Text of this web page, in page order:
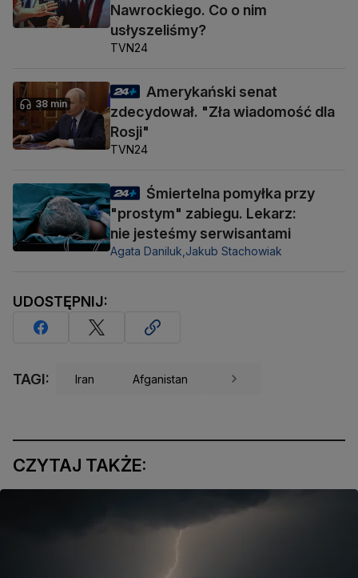
Nawrockiego. Co o nim
usłyszeliśmy?
TVN24
38 min
Amerykański senat
zdecydował. "Zła wiadomość dla
Rosji"
TVN24
Śmiertelna pomyłka przy
"prostym" zabiegu. Lekarz:
nie jesteśmy serwisantami
Agata Daniluk, Jakub Stachowiak
UDOSTĘPNIJ:
TAGI: Iran Afganistan
CZYTAJ TAKŻE: